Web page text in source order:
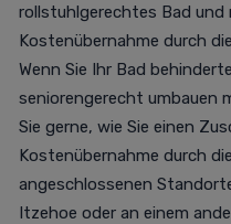
rollstuhlgerechtes Bad und
Kostenübernahme durch
Wenn Sie Ihr Bad
seniorengerecht umbauen
Sie gerne, wie Sie einen
Kostenübernahme durch
angeschlossenen
Itzehoe oder an einem